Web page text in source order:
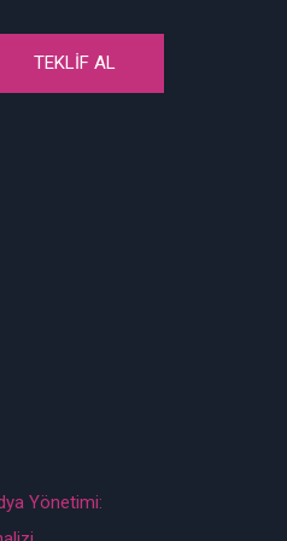
TEKLIF AL
Yönetimi: